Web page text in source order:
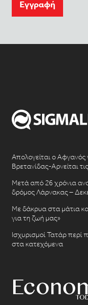
Eγγραφή
Απολογείται ο Αφγανός
Βρετανίδας-Αρνείται
Μετά από 26 χρόνια
δρόμος Λάρνακας –
Με δάκρυα στα μάτια
για τη ζωή μας»
Ισχυρισμοί Τατάρ περί
στα κατεχόμενα